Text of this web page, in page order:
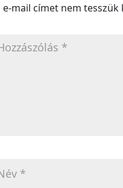
e-mail címet nem tesszük